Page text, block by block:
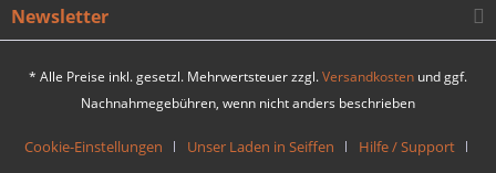
Newsletter
* Alle Preise inkl. gesetzl. Mehrwertsteuer zzgl.Versandkosten und ggf.
Nachnahmegebühren, wenn nicht anders beschrieben
Cookie-Einstellungen Unser Laden in Seiffen
Hilfe / Support